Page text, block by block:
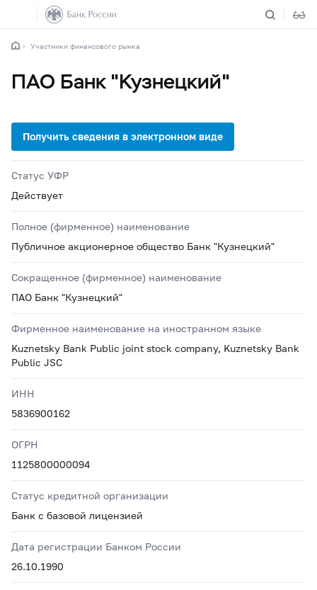
Участники финансового рынка
ПАО Банк "Кузнецкий"
Статус УФР
Действует
Полное (фирменное) наименование
Публичное акционерное общество Банк "Кузнецкий"
Сокращенное (фирменное) наименование
ПАО Банк "Кузнецкий"
Фирменное наименование на иностранном языке
Kuznetsky Bank Public joint stock company, Kuznetsky Bank
Public JSC
ИНН
5836900162
ОГРН
1125800000094
Статус кредитной организации
Банк с базовой лицензией
Дата регистрации Банком России
26.10.1990